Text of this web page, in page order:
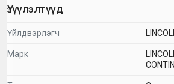
Үзүүлэлтүүд
Үйлдвэрлэгч
Марк